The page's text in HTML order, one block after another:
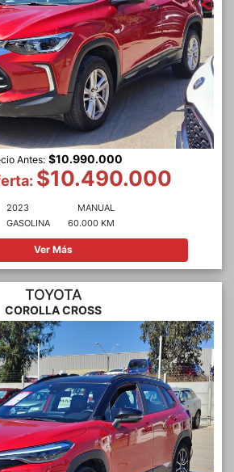
Antes: $10.990.000
$10.490.000
2023
GASOLINA
MANUAL
60.000 KM
Ver Más
TOYOTA
COROLLA CROSS